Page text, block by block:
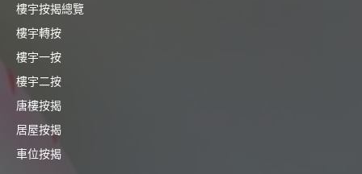
樓宇按揭總覽
樓宇轉按
樓宇一按
樓宇二按
唐樓按揭
居屋按揭
車位按揭